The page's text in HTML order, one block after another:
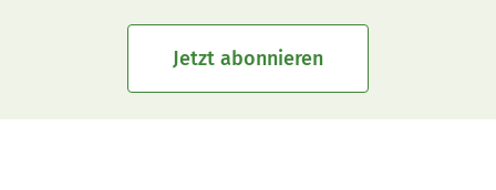
Jetzt abonnieren